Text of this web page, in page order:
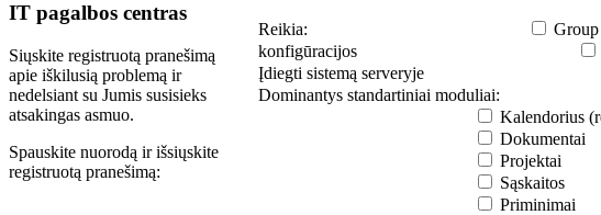
IT pagalbos centras
Siųskite registruotą pranešimą
apie iškilusią problemą ir
nedelsiant su Jumis susisieks
atsakingas asmuo.
Spauskite nuorodą ir išsiųskite
registruotą pranešimą:
Reikia:
konfigūracijos
Įdiegti sistemą serveryje
Dominantys standartiniai moduliai:
Kalendorius
Dokumentai
Projektai
Sąskaitos
Priminimai